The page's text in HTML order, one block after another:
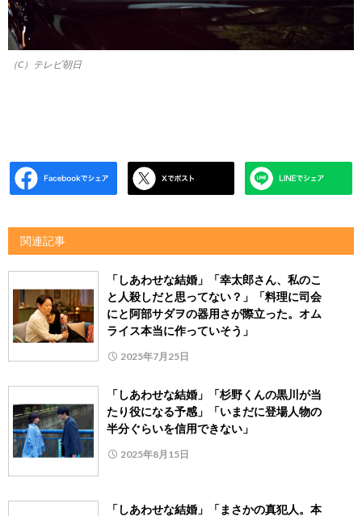
（C）テレビ朝日
関連記事
「しあわせな結婚」「幸太郎さん、私のこ
と人殺しだと思ってない？」「料理に司会
にと阿部サダヲの器用さが際立った。オム
ライス本当に作っていそう」
2025年7月25日
「しあわせな結婚」「杉野くんの黒川が当
たり役になる予感」「いまだに登場人物の
半分ぐらいを信用できない」
2025年8月15日
「しあわせな結婚」「まさかの真犯人。本